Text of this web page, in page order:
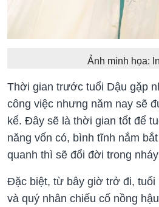
Ảnh minh họa:
Thời gian trước tuổi Dậu gặp
công việc nhưng năm nay sẽ
kể. Đây sẽ là thời gian tốt để
năng vốn có, bình tĩnh nắm
quanh thì sẽ đổi đời trong
Đặc biệt, từ bây giờ trở đi, tuổi
và quý nhân chiếu cố nồng